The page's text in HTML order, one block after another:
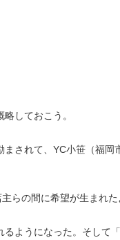
しておこう。
されて、YC小笹（福岡
らの間に希望が生まれた
ようになった。そして